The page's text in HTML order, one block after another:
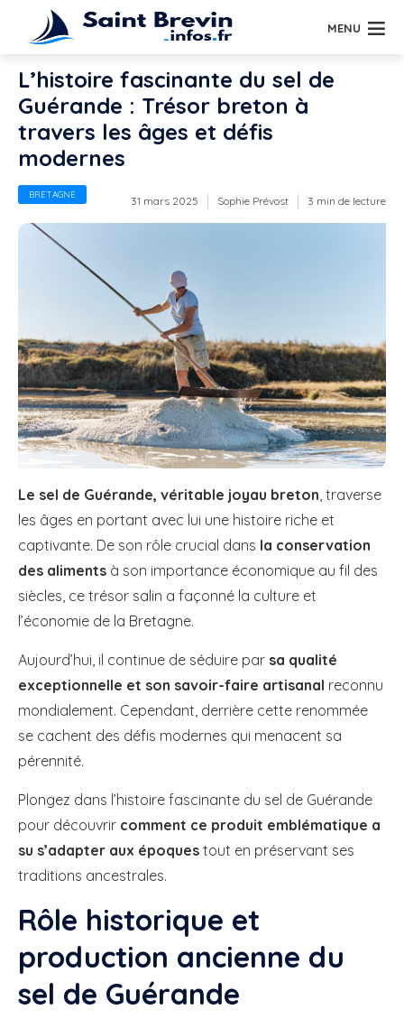
MENU
L’histoire fascinante du sel de
Guérande : Trésor breton à
travers les âges et défis
modernes
BRETAGNE 31 mars 2025 Sophie Prévost 3 min de lecture
Le sel de Guérande, véritable joyau breton , traverse
les âges en portant avec lui une histoire riche et
captivante. De son rôle crucial dans la conservation
des aliments à son importance économique au fil des
siècles, ce trésor salin a façonné la culture et
l’économie de la Bretagne.
Aujourd’hui, il continue de séduire par sa qualité
exceptionnelle et son savoir-faire artisanal reconnu
mondialement. Cependant, derrière cette renommée
se cachent des défis modernes qui menacent sa
pérennité.
Plongez dans l’histoire fascinante du sel de Guérande
pour découvrir comment ce produit emblématique a
su s’adapter aux époques tout en préservant ses
traditions ancestrales.
Rôle historique et
production ancienne du
sel de Guérande